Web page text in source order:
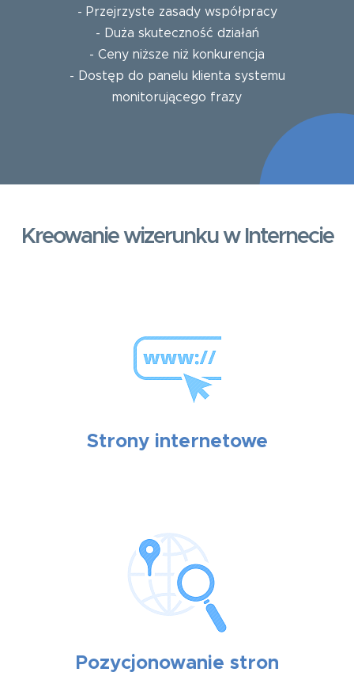
- Przejrzyste zasady współpracy
- Duża skuteczność działań
- Ceny niższe niż konkurencja
- Dostęp do panelu klienta systemu
monitorującego frazy
Kreowanie wizerunku w Internecie
Strony internetowe
Pozycjonowanie stron